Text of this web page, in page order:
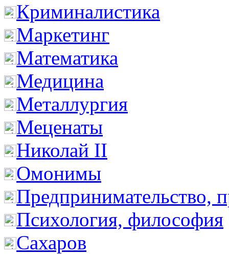
Криминалистика
Маркетинг
Математика
Медицина
Металлургия
Меценаты
Николай II
Омонимы
Предпринимательство,
Психология, философия
Сахаров